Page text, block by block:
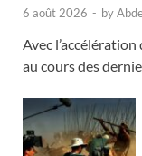
6 août 2026 - by
Avec
au cours des